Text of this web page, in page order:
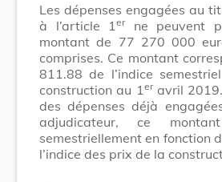
Les dépenses engagées au
à l’article 1erne peuvent
montant de 77 270 000
comprises. Ce montant
811.88 de l’indice
construction au 1 eravril
des dépenses déjà
adjudicateur, ce
semestriellement en fonction
l’indice des prix de la